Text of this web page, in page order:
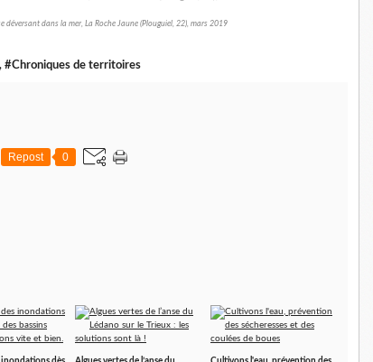
déversant dans la mer, La Roche Jaune (Plouguiel, 22), mars 2019
, #Chroniques de territoires
Repost 0